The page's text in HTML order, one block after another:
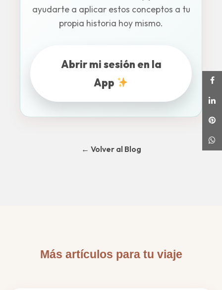
ayudarte a aplicar estos conceptos a tu
propia historia hoy mismo.
Abrir mi sesión en la
App
← Volver al Blog
Más artículos para tu viaje